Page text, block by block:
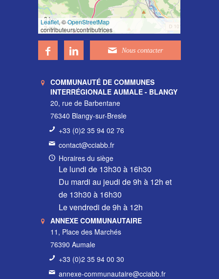
3 km
3 mi
Leaflet, ©OpenStreetMap
contributeurs/contributrices
COMMUNAUTÉ DE COMMUNES
INTERRÉGIONALE AUMALE - BLANGY
20, rue de Barbentane
76340 Blangy-sur-Bresle
+33 (0)2 35 94 02 76
contact@cciabb.fr
Horaires du siège
Le lundi de 13h30 à 16h30
Du mardi au jeudi de 9h à 12h et
de 13h30 à 16h30
Le vendredi de 9h à 12h
ANNEXE COMMUNAUTAIRE
11, Place des Marchés
76390 Aumale
+33 (0)2 35 94 00 30
annexe-communautaire@cciabb.fr